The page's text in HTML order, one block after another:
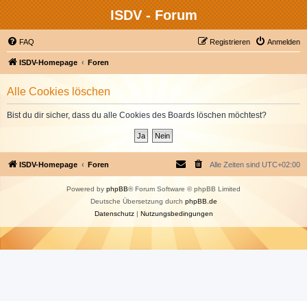
ISDV - Forum
FAQ Anmelden
Registrieren
ISDV-Homepage Foren
Alle Cookies löschen
Bist du dir sicher, dass du alle Cookies des Boards löschen möchtest?
ISDV-Homepage Foren Alle Zeiten sind UTC+02:00
Powered by phpBB® Forum Software © phpBB Limited
Deutsche Übersetzung durch phpBB.de
Datenschutz| Nutzungsbedingungen